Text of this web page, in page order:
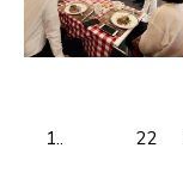
1.. 22